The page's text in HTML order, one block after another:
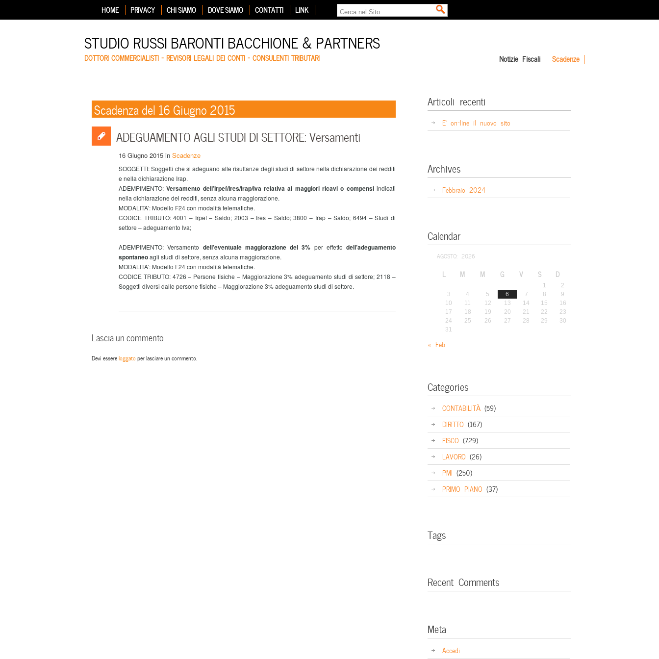
HOME PRIVACY CHI SIAMO DOVE SIAMO CONTATTI LINK
STUDIO RUSSI BARONTI BACCHIONE & PARTNERS
DOTTORI COMMERCIALISTI – REVISORI LEGALI DEI CONTI – CONSULENTI TRIBUTARI Notizie Fiscali Scadenze
Scadenza del 16 Giugno 2015
ADEGUAMENTO AGLI STUDI DI SETTORE: Versamenti
16 Giugno 2015 in Scadenze
SOGGETTI: Soggetti che si adeguano alle risultanze degli studi di settore nella dichiarazione dei redditi
e nella dichiarazione Irap.
ADEMPIMENTO:Versamento dell’Irpef/Ires/Irap/Iva relativa ai maggiori ricavi o compensiindicati
nella dichiarazione dei redditi, senza alcuna maggiorazione.
MODALITA’: Modello F24 con modalità telematiche.
CODICE TRIBUTO: 4001 – Irpef – Saldo; 2003 – Ires – Saldo; 3800 – Irap – Saldo; 6494 – Studi di
settore – adeguamento Iva;
ADEMPIMENTO: Versamento dell’eventuale maggiorazione del 3% per effetto dell’adeguamento
spontaneoagli studi di settore, senza alcuna maggiorazione.
MODALITA’: Modello F24 con modalità telematiche.
CODICE TRIBUTO: 4726 – Persone fisiche – Maggiorazione 3% adeguamento studi di settore; 2118 –
Soggetti diversi dalle persone fisiche – Maggiorazione 3% adeguamento studi di settore.
Lascia un commento
Devi essereloggatoper lasciare un commento.
Articoli recenti
E’ on-line il nuovo sito
Archives
Febbraio 2024
Calendar
AGOSTO: 2026
L M M G V S D
1
2
3
4 5 6 7 8
9
10
11 12 13 14 15
16
17
18 19 20 21 22
23
24
25 26 27 28 29
30
31
« Feb
Categories
CONTABILITÀ (59)
DIRITTO (167)
FISCO (729)
LAVORO (26)
PMI (250)
PRIMO PIANO (37)
Tags
Recent Comments
Meta
Accedi